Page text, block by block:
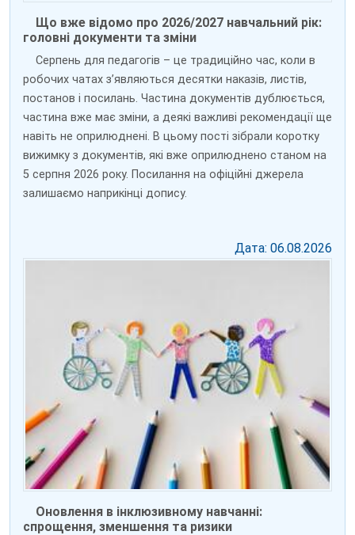
Що вже відомо про 2026/2027 навчальний рік:
головні документи та зміни
Серпень для педагогів – це традиційно час, коли в
робочих чатах з’являються десятки наказів, листів,
постанов і посилань. Частина документів дублюється,
частина вже має зміни, а деякі важливі рекомендації ще
навіть не оприлюднені. В цьому пості зібрали коротку
вижимку з документів, які вже оприлюднено станом на
5 серпня 2026 року. Посилання на офіційні джерела
залишаємо наприкінці допису.
Дата: 06.08.2026
Оновлення в інклюзивному навчанні:
спрощення, зменшення та ризики